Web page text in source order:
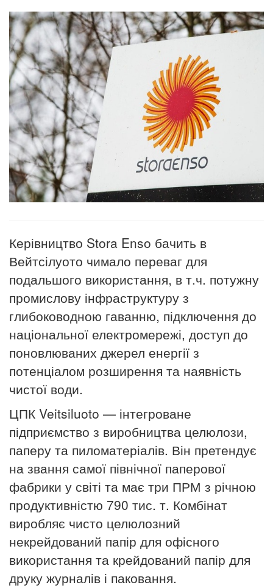
Керівництво Stora Enso бачить в
Вейтсілуото чимало переваг для
подальшого використання, в т.ч. потужну
промислову інфраструктуру з
глибоководною гаванню, підключення до
національної електромережі, доступ до
поновлюваних джерел енергії з
потенціалом розширення та наявність
чистої води.
ЦПК Veitsiluoto — інтегроване
підприємство з виробництва целюлози,
паперу та пиломатеріалів. Він претендує
на звання самої північної паперової
фабрики у світі та має три ПРМ з річною
продуктивністю 790 тис. т. Комбінат
виробляє чисто целюлозний
некрейдований папір для офісного
використання та крейдований папір для
друку журналів і паковання.